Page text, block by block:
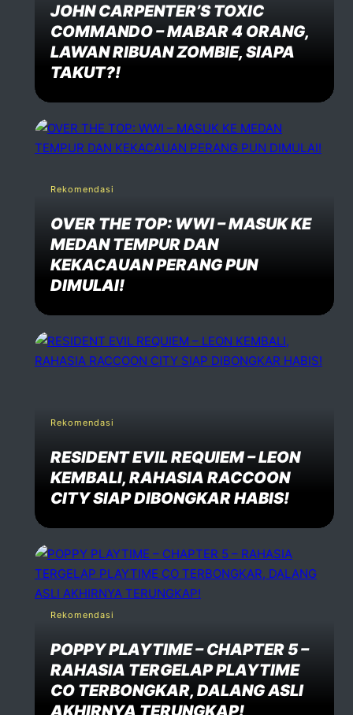
JOHN CARPENTER’S TOXIC
COMMANDO – MABAR 4 ORANG,
LAWAN RIBUAN ZOMBIE, SIAPA
TAKUT?!
Rekomendasi
OVER THE TOP: WWI – MASUK KE
MEDAN TEMPUR DAN
KEKACAUAN PERANG PUN
DIMULAI!
Rekomendasi
RESIDENT EVIL REQUIEM – LEON
KEMBALI, RAHASIA RACCOON
CITY SIAP DIBONGKAR HABIS!
Rekomendasi
POPPY PLAYTIME – CHAPTER 5 –
RAHASIA TERGELAP PLAYTIME
CO TERBONGKAR, DALANG ASLI
AKHIRNYA TERUNGKAP!